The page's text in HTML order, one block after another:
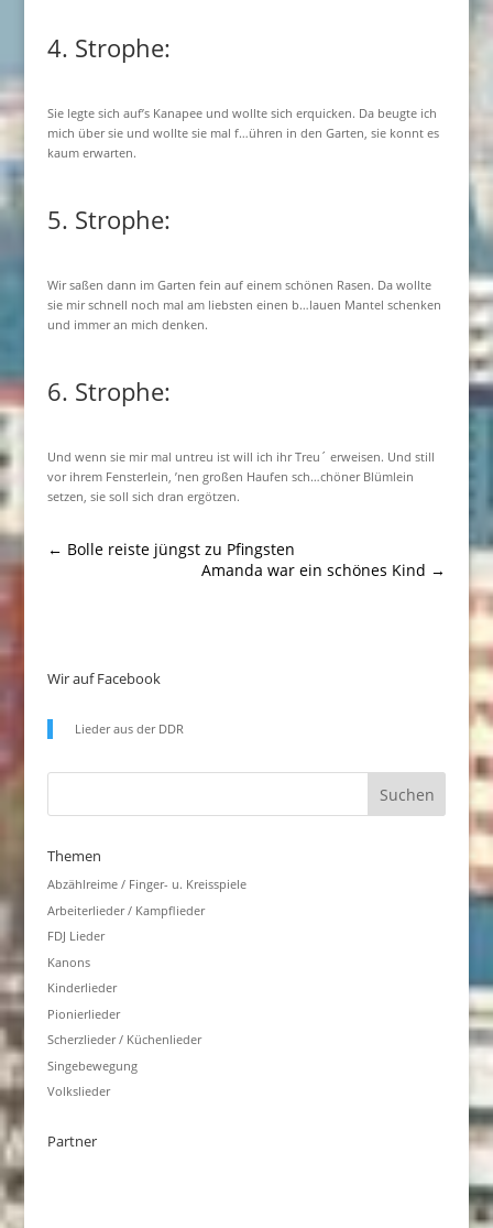
4. Strophe:
Sie legte sich auf’s Kanapee und wollte sich erquicken. Da beugte ich
mich über sie und wollte sie mal f…ühren in den Garten, sie konnt es
kaum erwarten.
5. Strophe:
Wir saßen dann im Garten fein auf einem schönen Rasen. Da wollte
sie mir schnell noch mal am liebsten einen b…lauen Mantel schenken
und immer an mich denken.
6. Strophe:
Und wenn sie mir mal untreu ist will ich ihr Treu´ erweisen. Und still
vor ihrem Fensterlein, ’nen großen Haufen sch…chöner Blümlein
setzen, sie soll sich dran ergötzen.
← Bolle reiste jüngst zu Pfingsten
Amanda war ein schönes Kind →
Wir auf Facebook
Lieder aus der DDR
Themen
Abzählreime / Finger- u. Kreisspiele
Arbeiterlieder / Kampflieder
FDJ Lieder
Kanons
Kinderlieder
Pionierlieder
Scherzlieder / Küchenlieder
Singebewegung
Volkslieder
Partner